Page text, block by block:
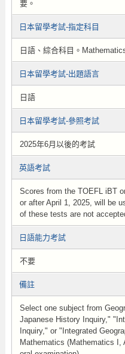
要。
日本留學考試-指定科目
日語、綜合科目。
日本留學考試-出題語言
日語
日本留學考試-參照考試
2025年6月以後的考試
英語考試
Scores from the TOEFL iBT
or after April 1, 2025, will be
of these tests are not
日語能力考試
不要
備註
Select one subject from
Japanese History Inquiry,"
Inquiry," or "Integrated
Mathematics (Mathematics